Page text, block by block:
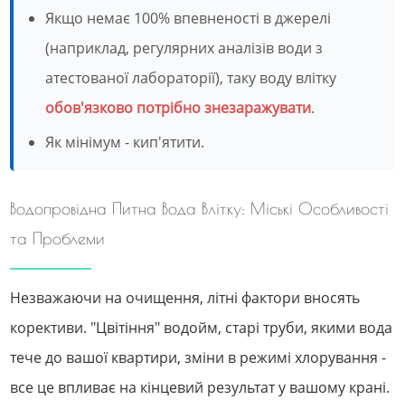
Якщо немає 100% впевненості в джерелі
(наприклад, регулярних аналізів води з
атестованої лабораторії), таку воду влітку
обов'язково потрібно знезаражувати.
Як мінімум - кип'ятити.
Водопровідна Питна Вода Влітку: Міські Особливості
та Проблеми
Незважаючи на очищення, літні фактори вносять
корективи. "Цвітіння" водойм, старі труби, якими вода
тече до вашої квартири, зміни в режимі хлорування -
все це впливає на кінцевий результат у вашому крані.